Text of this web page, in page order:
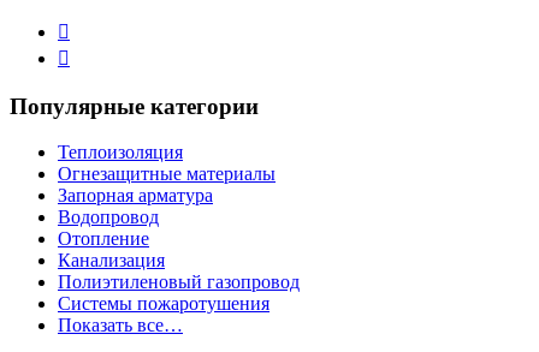
Популярные категории
Теплоизоляция
Огнезащитные материалы
Запорная арматура
Водопровод
Отопление
Канализация
Полиэтиленовый газопровод
Системы пожаротушения
Показать все…